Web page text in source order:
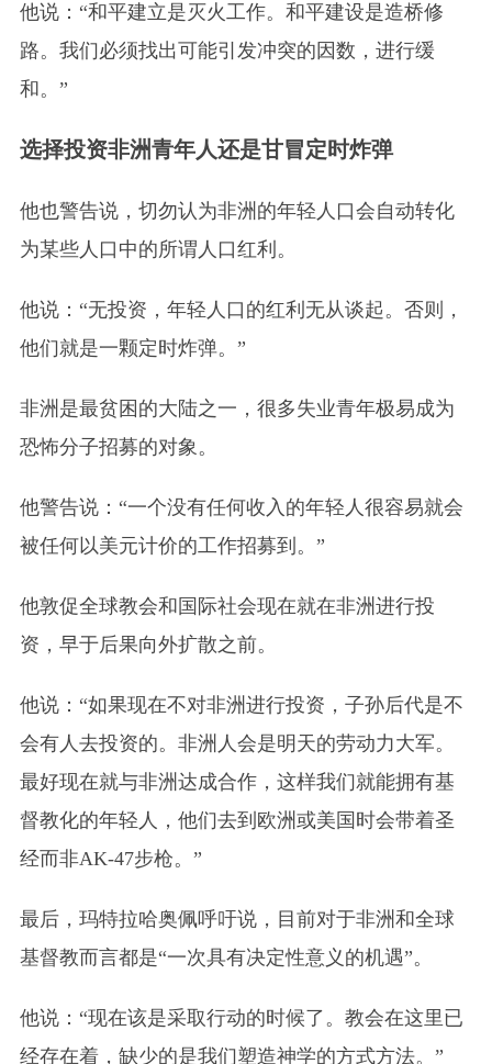
他说：“和平建立是灭火工作。和平建设是造桥修
路。我们必须找出可能引发冲突的因数，进行缓
和。”
选择投资非洲青年人还是甘冒定时炸弹
他也警告说，切勿认为非洲的年轻人口会自动转化
为某些人口中的所谓人口红利。
他说：“无投资，年轻人口的红利无从谈起。否则，
他们就是一颗定时炸弹。”
非洲是最贫困的大陆之一，很多失业青年极易成为
恐怖分子招募的对象。
他警告说：“一个没有任何收入的年轻人很容易就会
被任何以美元计价的工作招募到。”
他敦促全球教会和国际社会现在就在非洲进行投
资，早于后果向外扩散之前。
他说：“如果现在不对非洲进行投资，子孙后代是不
会有人去投资的。非洲人会是明天的劳动力大军。
最好现在就与非洲达成合作，这样我们就能拥有基
督教化的年轻人，他们去到欧洲或美国时会带着圣
经而非AK-47步枪。”
最后，玛特拉哈奥佩呼吁说，目前对于非洲和全球
基督教而言都是“一次具有决定性意义的机遇”。
他说：“现在该是采取行动的时候了。教会在这里已
经存在着，缺少的是我们塑造神学的方式方法。”